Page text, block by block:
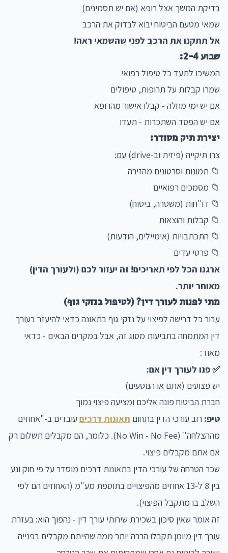
בדיקת המשך אצל רופא (אם יש תסמינים)
שמאי מטעם הביטוח יבוא לבדוק את הרכב
אל תתקנו את הרכב לפני שהשמאי ראה!
שבוע 2-4:
המשיכו לתעד כל טיפול רפואי
שמרו קבלות על תרופות, טיפולים
אם יש ימי מחלה - קבלו אישור מהרופא
אם יש הפסד השתכרות - תעדו
יצירת תיק מסודר:
צרו תיקייה (פיזית וב-drive) עם:
📁 תמונות וסרטונים מהזירה
📁 מסמכים רפואיים
📁 דו"חות (משטרה, ביטוח)
📁 קבלות והוצאות
📁 התכתבויות (אימיילים, הודעות)
📁 פרטי עדים
ארגנו הכל לפי תאריכים! זה יעזור לכם (ולעורך הדין)
מאוחר יותר.
מתי לפנות לעורך דין? (לטיפול בנזקי גוף)
עבור כל דרישה לפיצוי על נזקי גוף בתאונה כדאי להיעזר בעורך
דין המתמחה בתביעות מסוג זה, אבל במקרים הבאים - כדאי
מאוד:
✅ פנו לעורך דין אם:
יש פצועים (אתם או הנוסעים)
חברת הביטוח פונה אליכם ומציעה פיצוי נמוך
טיפ: רוב עורכי הדין בתחום תאונות דרכים עובדים ב-"אחוזים
מההצלחה" (No Win - No Fee). כלומר, הם מקבלים תשלום רק
אם אתם מקבלים פיצוי.
שכר הטרחה של עורכי הדין בתאונות דרכים מוסדר על פי חוק ונע
בין 8 ל-13 אחוזים מהפיצויים בתוספת מע"מ (האחוזים הם לפי
השלב בו מתקבל הפיצוי).
זה אומר שאין סיכון בשכירת שירותי עורך דין - נהפוך הוא: בעזרת
עורך דין מיומן תקבלו הרבה יותר ממה שהייתם מקבלים בפנייה